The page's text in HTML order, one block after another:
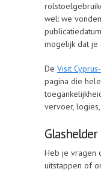
wel: we
mogelijk dat
De Visit
pagina die
vervoer,
Glashelder
Heb je vragen
uitstappen of